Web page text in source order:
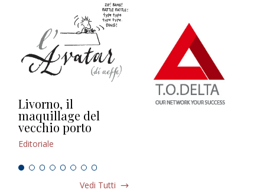
Livorno, il
maquillage del
vecchio porto
Editoriale
L’uscita di scena di
Vedi Tutti